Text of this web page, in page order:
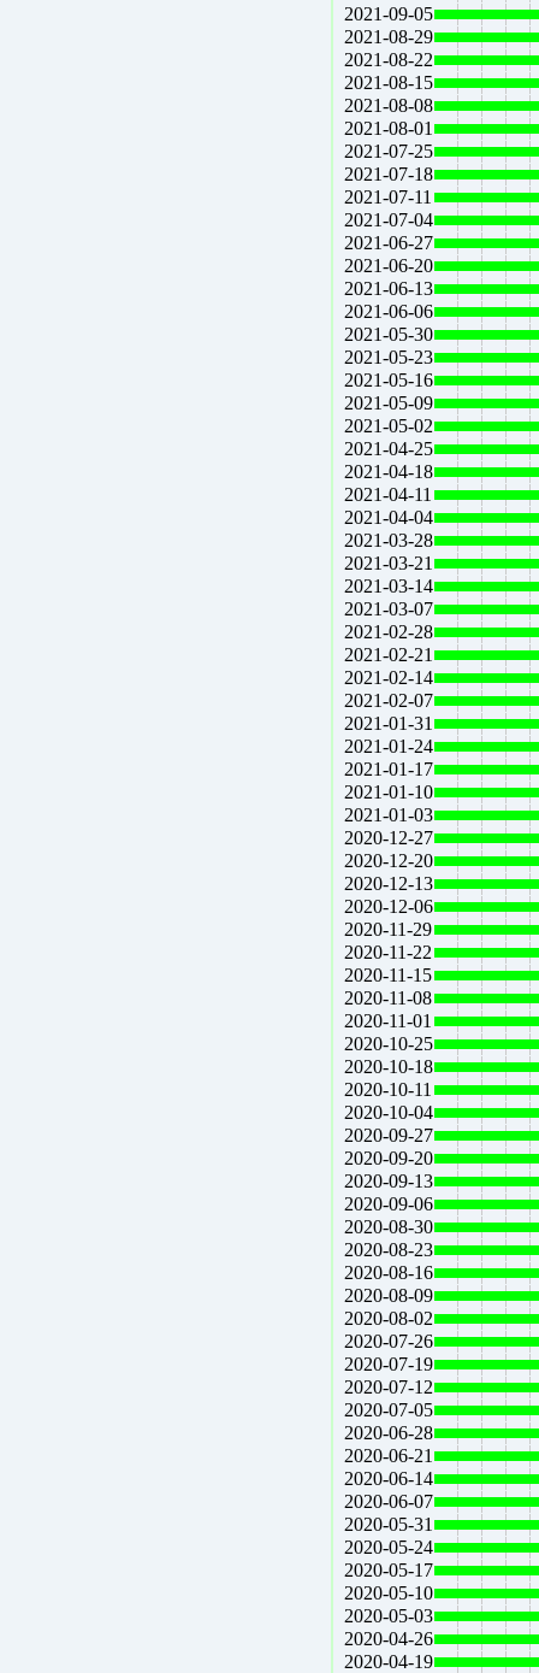
2021-09-05
2021-08-29
2021-08-22
2021-08-15
2021-08-08
2021-08-01
2021-07-25
2021-07-18
2021-07-11
2021-07-04
2021-06-27
2021-06-20
2021-06-13
2021-06-06
2021-05-30
2021-05-23
2021-05-16
2021-05-09
2021-05-02
2021-04-25
2021-04-18
2021-04-11
2021-04-04
2021-03-28
2021-03-21
2021-03-14
2021-03-07
2021-02-28
2021-02-21
2021-02-14
2021-02-07
2021-01-31
2021-01-24
2021-01-17
2021-01-10
2021-01-03
2020-12-27
2020-12-20
2020-12-13
2020-12-06
2020-11-29
2020-11-22
2020-11-15
2020-11-08
2020-11-01
2020-10-25
2020-10-18
2020-10-11
2020-10-04
2020-09-27
2020-09-20
2020-09-13
2020-09-06
2020-08-30
2020-08-23
2020-08-16
2020-08-09
2020-08-02
2020-07-26
2020-07-19
2020-07-12
2020-07-05
2020-06-28
2020-06-21
2020-06-14
2020-06-07
2020-05-31
2020-05-24
2020-05-17
2020-05-10
2020-05-03
2020-04-26
2020-04-19